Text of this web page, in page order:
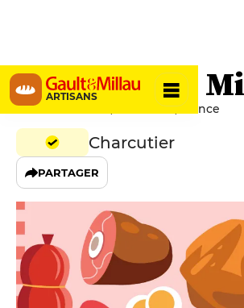
ARTISANS
Charcuterie
Rue Saint-Julien, 81000 Albi, France
Charcutier
PARTAGER